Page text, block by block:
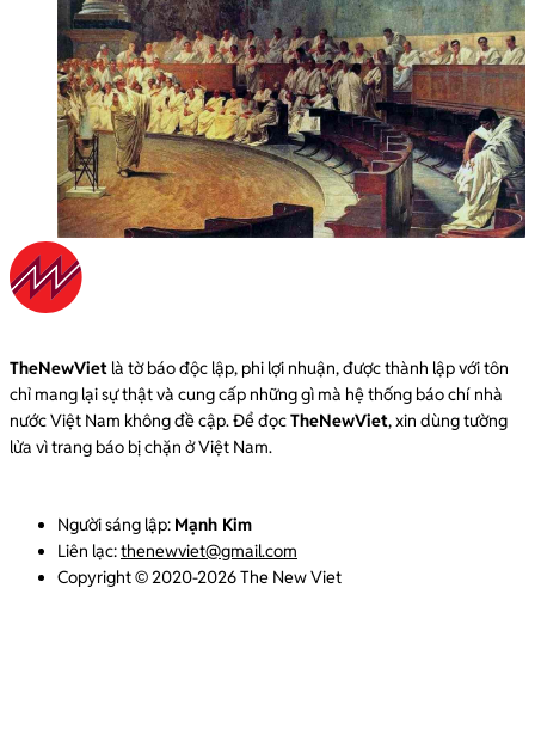
TheNewViet là tờ báo độc lập, phi lợi nhuận, được thành lập với tôn
chỉ mang lại sự thật và cung cấp những gì mà hệ thống báo chí nhà
nước Việt Nam không đề cập. Để đọcTheNewViet, xin dùng tường
lửa vì trang báo bị chặn ở Việt Nam.
Người sáng lập: Mạnh Kim
Liên lạc:thenewviet@gmail.com
Copyright © 2020-2026 The New Viet